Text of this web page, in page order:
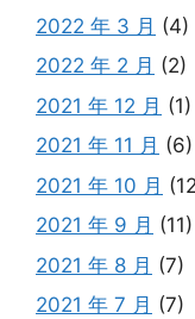
2022 年 3 月 (4)
2022 年 2 月 (2)
2021 年 12 月 (1)
2021 年 11 月 (6)
2021 年 10 月
2021 年 9 月 (11)
2021 年 8 月 (7)
2021 年 7 月 (7)